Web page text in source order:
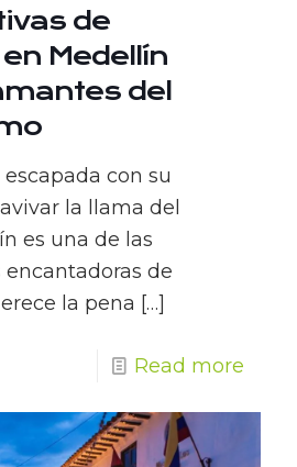
de
Medellín
del
con su
la llama del
es una de las
de
la pena […]
Read more